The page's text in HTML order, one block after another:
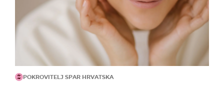
POKROVITELJ SPAR HRVATSKA